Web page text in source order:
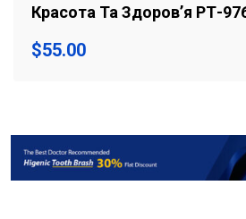
Красота Та Здоров’я РТ-
$55.00